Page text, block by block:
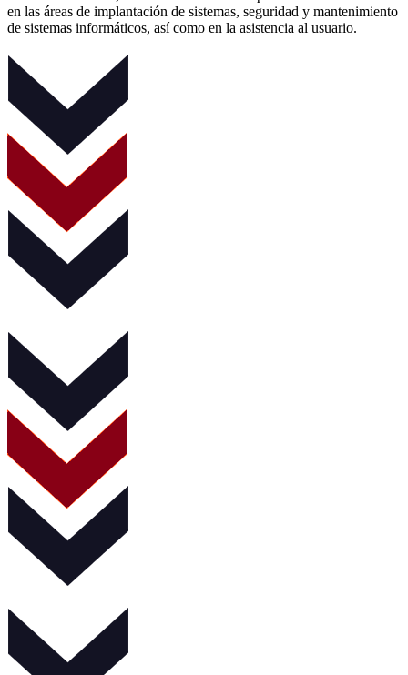
en las áreas de implantación de sistemas, seguridad y mantenimiento
de sistemas informáticos, así como en la asistencia al usuario.